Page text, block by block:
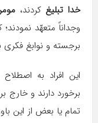
خدا تبلیغ کردند،
وجداناً متعهّد
برجسته و نوابغ فکرى
این افراد به اصطلاح
برخورد دارند و خارج
تمام یا بعض از این